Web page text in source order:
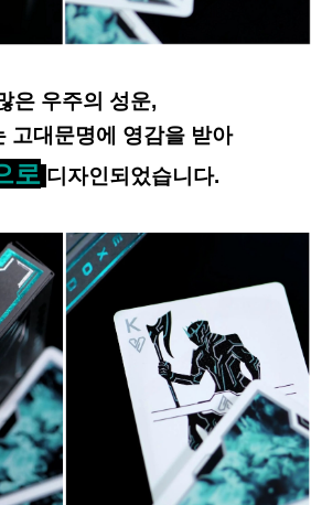
은 우주의 성운,
고대문명에 영감을 받아
로 디자인되었습니다.